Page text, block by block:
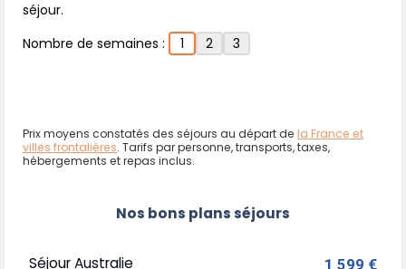
séjour.
Nombre de semaines :
1 2 3
Prix moyens constatés des séjours au départ de la France et
villes frontalières. Tarifs par personne, transports, taxes,
hébergements et repas inclus.
Nos bons plans séjours
Séjour Australie 1 599 €